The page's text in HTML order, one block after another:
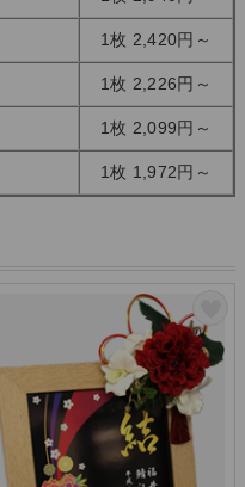
1枚 2,420円～
1枚 2,226円～
1枚 2 ,099円～
1枚 1,972円～